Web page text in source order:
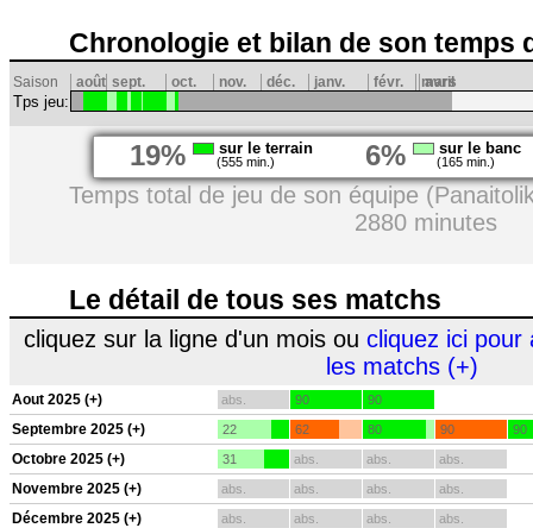
Chronologie et bilan de son temps
Saison août sept. oct. nov. déc. janv. févr. mars
avril
Tps jeu:
19% sur le terrain
(555 min.) 6% sur le banc
(165 min.)
Temps total de jeu de son équipe
2880 minutes
Le détail de tous ses matchs
cliquez sur la ligne d'un mois ou cliquez ici pour
les matchs (+)
Aout 2025 (+) abs. 90 90
Septembre 2025 (+) 22 62 80 90 90
Octobre 2025 (+) 31 abs. abs. abs.
Novembre 2025 (+) abs. abs. abs. abs.
Décembre 2025 (+) abs. abs. abs. abs.